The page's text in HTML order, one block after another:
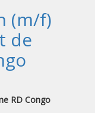
(m/f)
de
RD Congo